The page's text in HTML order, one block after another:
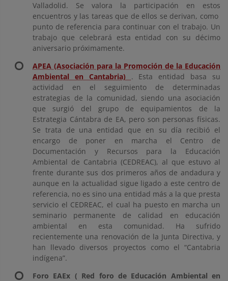
Valladolid. Se valora la participación en estos
encuentros y las tareas que de ellos se derivan, como
punto de referencia para continuar con el trabajo. Un
trabajo que celebrará esta entidad con su décimo
aniversario próximamente.
APEA (Asociación para la Promoción de la Educación
Ambiental en Cantabria)
. Esta entidad basa su
actividad en el seguimiento de determinadas
estrategias de la comunidad, siendo una asociación
que surgió del grupo de equipamientos de la
Estrategia Cántabra de EA, pero son personas físicas.
Se trata de una entidad que en su día recibió el
encargo de poner en marcha el Centro de
Documentación y Recursos para la Educación
Ambiental de Cantabria (CEDREAC), al que estuvo al
frente durante sus dos primeros años de andadura y
aunque en la actualidad sigue ligado a este centro de
referencia, no es sino una entidad más a la que presta
servicio el CEDREAC, el cual ha puesto en marcha un
seminario permanente de calidad en educación
ambiental en esta comunidad. Ha sufrido
recientemente una renovación de la Junta Directiva, y
han llevado diversos proyectos como el “Cantabria
indígena”.
Foro EAEx ( Red foro de Educación Ambiental en